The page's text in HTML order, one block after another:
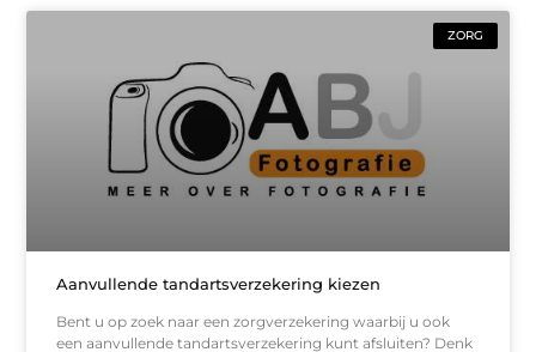
ZORG
Aanvullende tandartsverzekering kiezen
Bent u op zoek naar een zorgverzekering waarbij u ook
een aanvullende tandartsverzekering kunt afsluiten? Denk